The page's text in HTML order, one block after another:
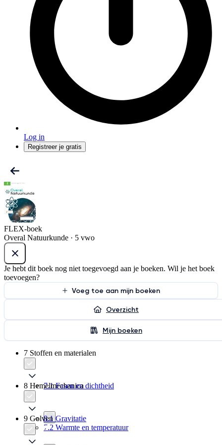
Log in
Registreer je gratis
FLEX-boek
Overal Natuurkunde · 5 vwo
Je hebt dit boek nog niet toegevoegd aan je boeken. Wil je het boek
toevoegen?
Voeg toe aan mijn boeken
Overzicht
Mijn boeken
7 Stoffen en materialen
7.1 Fasen en dichtheid
7.2 Warmte en temperatuur
8 Hemelmechanica
8.1 Gravitatie
9 Golven